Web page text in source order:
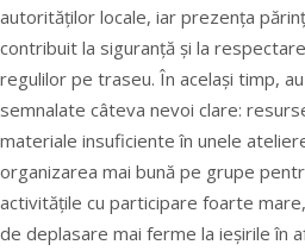
autorităților locale, iar prezența
contribuit la siguranță și la
regulilor pe traseu. În același timp,
semnalate câteva nevoi clare:
materiale insuficiente în unele
organizarea mai bună pe grupe
activitățile cu participare foarte
de deplasare mai ferme la ieșirile în